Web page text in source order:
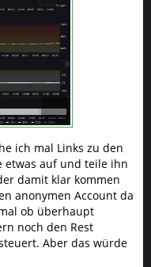
ich mal Links zu den
etwas auf und teile ihn
damit klar kommen
anonymen Account da
ob überhaupt
noch den Rest
Aber das würde